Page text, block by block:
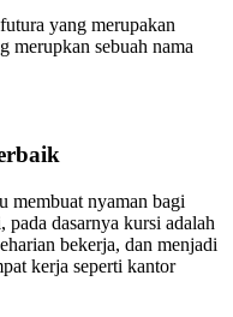
yang merupakan
merupkan sebuah nama
membuat nyaman bagi
dasarnya kursi adalah
bekerja, dan menjadi
kerja seperti kantor